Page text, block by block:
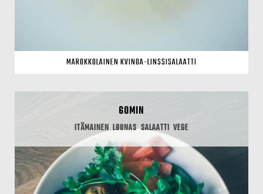
MAROKKOLAINEN KVINOA-LINSSISALAATTI
60MIN
ITÄMAINEN LOUNAS SALAATTI VEGE